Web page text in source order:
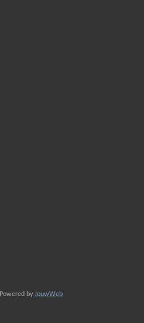
Powered by JouwWeb